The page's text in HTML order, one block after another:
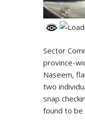
Sector
province-
Naseem,
two
snap
found to be